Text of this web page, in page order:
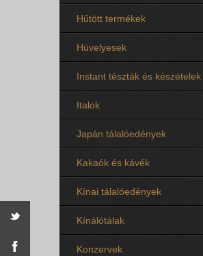
Hűtött termékek
Hüvelyesek
Instant tészták és készételek
Italok
Japán tálalóedények
Kakaók és kávék
Kínai tálalóedények
Kínálótálak
Konzervek